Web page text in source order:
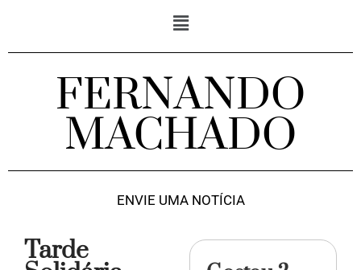
FERNANDO
MACHADO
ENVIE UMA NOTÍCIA
Tarde